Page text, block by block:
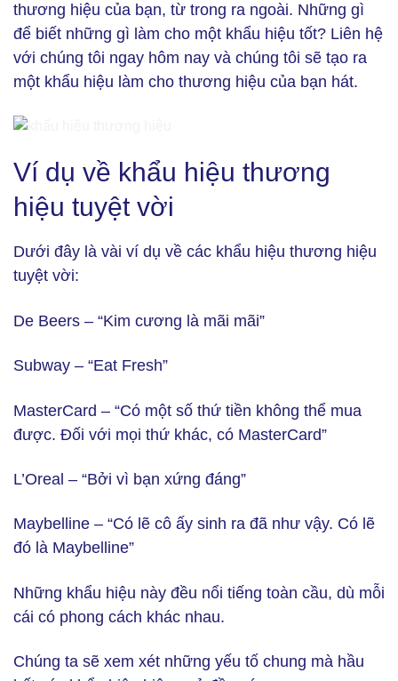
thương hiệu của bạn, từ trong ra ngoài. Những gì
để biết những gì làm cho một khẩu hiệu tốt? Liên hệ
với chúng tôi ngay hôm nay và chúng tôi sẽ tạo ra
một khẩu hiệu làm cho thương hiệu của bạn hát.
Ví dụ về khẩu hiệu thương
hiệu tuyệt vời
Dưới đây là vài ví dụ về các khẩu hiệu thương hiệu
tuyệt vời:
De Beers – “Kim cương là mãi mãi”
Subway – “Eat Fresh”
MasterCard – “Có một số thứ tiền không thể mua
được. Đối với mọi thứ khác, có MasterCard”
L’Oreal – “Bởi vì bạn xứng đáng”
Maybelline – “Có lẽ cô ấy sinh ra đã như vậy. Có lẽ
đó là Maybelline”
Những khẩu hiệu này đều nổi tiếng toàn cầu, dù mỗi
cái có phong cách khác nhau.
Chúng ta sẽ xem xét những yếu tố chung mà hầu